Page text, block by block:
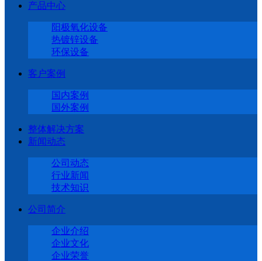
产品中心
阳极氧化设备
热镀锌设备
环保设备
客户案例
国内案例
国外案例
整体解决方案
新闻动态
公司动态
行业新闻
技术知识
公司简介
企业介绍
企业文化
企业荣誉